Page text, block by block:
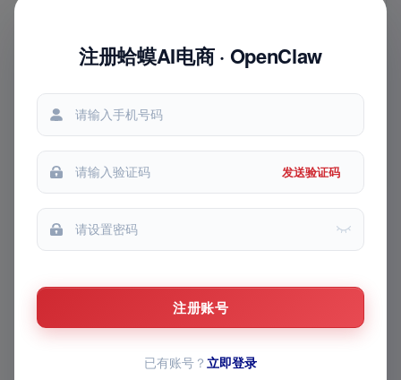
我的店铺
生成记录
我的收藏
我的推广
清晰视频 视频创作可选 8 平台 1 键
FEATURE MATRIX · v1 模块路
视频已上线，AI 全
家桶持续上新
覆盖商品生成、图片与视频创作、导
注册蛤蟆AI电商 · OpenClaw
发送验证码
注册账号
已有账号？ 立即登录